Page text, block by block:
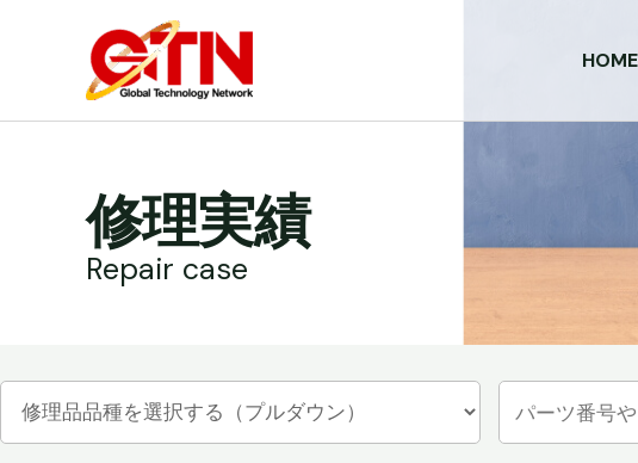
HOME
修理実績
Repair case